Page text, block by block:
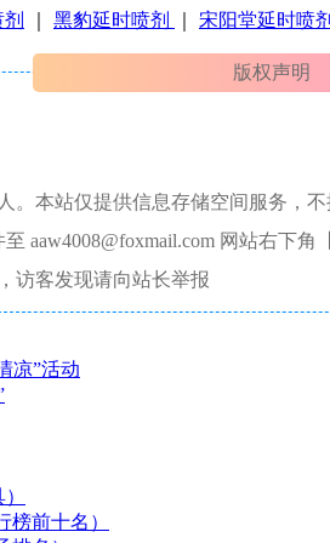
黑豹延时喷剂 宋阳堂延时喷剂
版权声明
。本站仅提供信息存储空间服务，
aaw4008@foxmail.com 网站右下角
访客发现请向站长举报
凉”活动
前十名）